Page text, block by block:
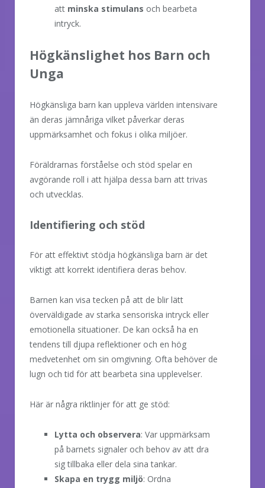
att minska stimulans och bearbeta
intryck.
Högkänslighet hos Barn och
Unga
Högkänsliga barn kan uppleva världen intensivare
än deras jämnåriga vilket påverkar deras
uppmärksamhet och fokus i olika miljöer.
Föräldrarnas förståelse och stöd spelar en
avgörande roll i att hjälpa dessa barn att trivas
och utvecklas.
Identifiering och stöd
För att effektivt stödja högkänsliga barn är det
viktigt att korrekt identifiera deras behov.
Barnen kan visa tecken på att de blir lätt
överväldigade av starka sensoriska intryck eller
emotionella situationer. De kan också ha en
tendens till djupa reflektioner och en hög
medvetenhet om sin omgivning. Ofta behöver de
lugn och tid för att bearbeta sina upplevelser.
Här är några riktlinjer för att ge stöd:
Lytta och observera: Var uppmärksam
på barnets signaler och behov av att dra
sig tillbaka eller dela sina tankar.
Skapa en trygg miljö: Ordna